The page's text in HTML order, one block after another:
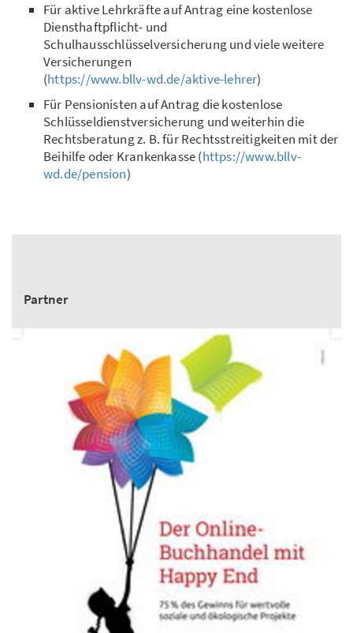
Für aktive Lehrkräfte auf Antrag eine kostenlose
Diensthaftpflicht- und
Schulhausschlüsselversicherung und viele weitere
Versicherungen
(https://www.bllv-wd.de/aktive-lehrer)
Für Pensionisten auf Antrag die kostenlose
Schlüsseldienstversicherung und weiterhin die
Rechtsberatung z. B. für Rechtsstreitigkeiten mit der
Beihilfe oder Krankenkasse (https://www.bllv-
wd.de/pension)
Partner